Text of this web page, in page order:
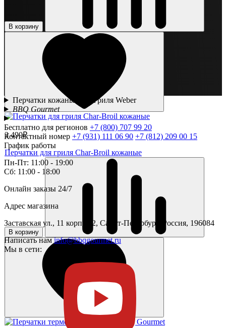
В корзину
3 490₽
Перчатки для гриля Char-Broil кожаные
В корзину
Перчатки кожаные для гриля Weber
BBQ Gourmet
Бесплатно для регионов +7 (800) 707 99 20
Контактный номер +7 (931) 111 06 90 +7 (812) 209 00 15
График работы
Пн-Пт: 11:00 - 19:00
Сб: 11:00 - 18:00
Онлайн заказы 24/7
Адрес магазина
Заставская ул., 11 корпус 2, Санкт-Петербург, Россия, 196084
Написать нам info@bbqgourmet.ru
Мы в сети: